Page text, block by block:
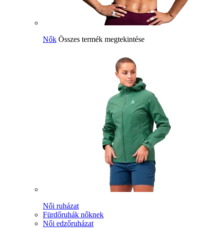
Nők Összes termék megtekintése
Női ruházat
Fürdőruhák nőknek
Női edzőruházat